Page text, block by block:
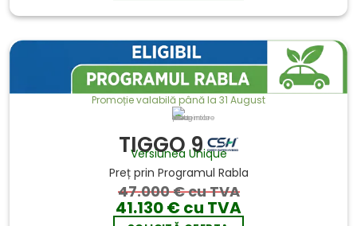
Promoție valabilă până la 31 August
Imaginile sunt cu titlu de prezentare
TIGGO 9
Versiunea Unique
Preț prin Programul Rabla
47.000 € cu TVA
41.130 € cu TVA